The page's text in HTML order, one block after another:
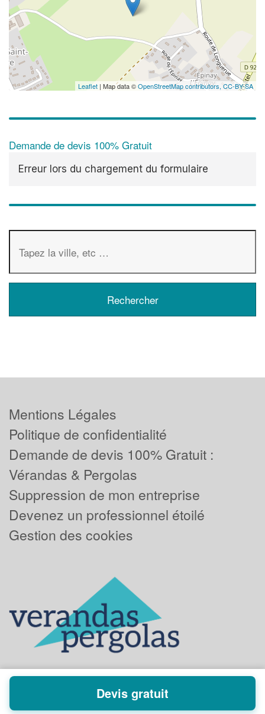
Leaflet | Map data ©OpenStreetMap contributors, CC-BY-SA
Demande de devis 100% Gratuit
Erreur lors du chargement du formulaire
Mentions Légales
Politique de confidentialité
Demande de devis 100% Gratuit :
Vérandas & Pergolas
Suppression de mon entreprise
Devenez un professionnel étoilé
Gestion des cookies
Powered byPlus que pro
Devis gratuit